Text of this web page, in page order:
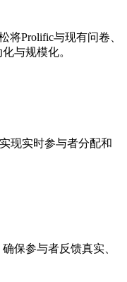
将Prolific与现有问卷、
与规模化。
现实时参与者分配和
保参与者反馈真实、